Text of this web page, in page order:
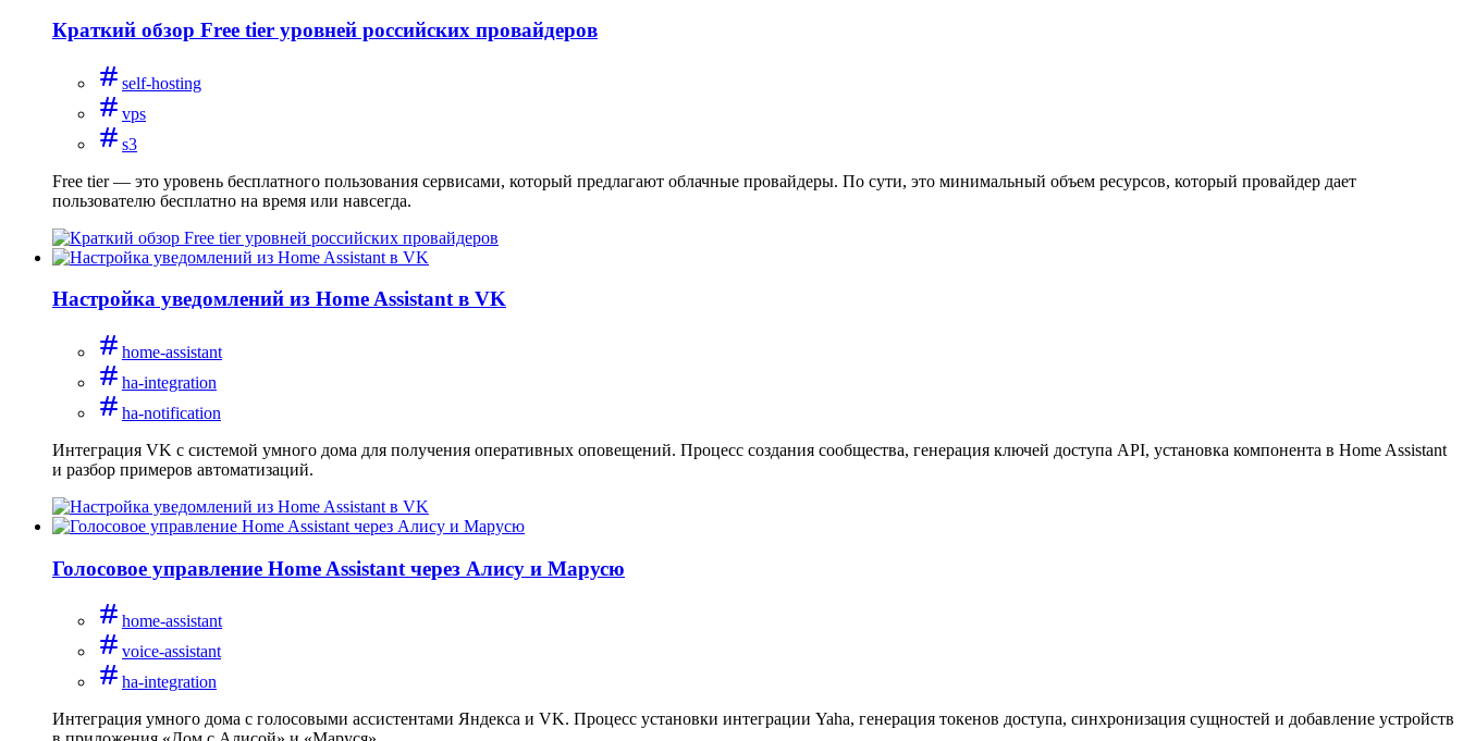
Краткий обзор Free tier уровней российских провайдеров
self-hosting
vps
s3
Free tier — это уровень бесплатного пользования сервисами, который предлагают облачные провайдеры. По сути, это минимальный объем ресурсов, который провайдер дает
пользователю бесплатно на время или навсегда.
Настройка уведомлений из Home Assistant в VK
home-assistant
ha-integration
ha-notification
Интеграция VK с системой умного дома для получения оперативных оповещений. Процесс создания сообщества, генерация ключей доступа API, установка компонента в Home Assistant
и разбор примеров автоматизаций.
Голосовое управление Home Assistant через Алису и Марусю
home-assistant
voice-assistant
ha-integration
Интеграция умного дома с голосовыми ассистентами Яндекса и VK. Процесс установки интеграции Yaha, генерация токенов доступа, синхронизация сущностей и добавление устройств